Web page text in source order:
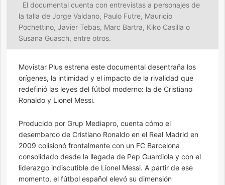
El documental cuenta con entrevistas a personajes de
la talla de Jorge Valdano, Paulo Futre, Mauricio
Pochettino, Javier Tebas, Marc Bartra, Kiko Casilla o
Susana Guasch, entre otros.
Movistar Plus estrena este documental desentraña los
orígenes, la intimidad y el impacto de la rivalidad que
redefinió las leyes del fútbol moderno: la de Cristiano
Ronaldo y Lionel Messi.
Producido por Grup Mediapro, cuenta cómo el
desembarco de Cristiano Ronaldo en el Real Madrid en
2009 colisionó frontalmente con un FC Barcelona
consolidado desde la llegada de Pep Guardiola y con el
liderazgo indiscutible de Lionel Messi. A partir de ese
momento, el fútbol español elevó su dimensión